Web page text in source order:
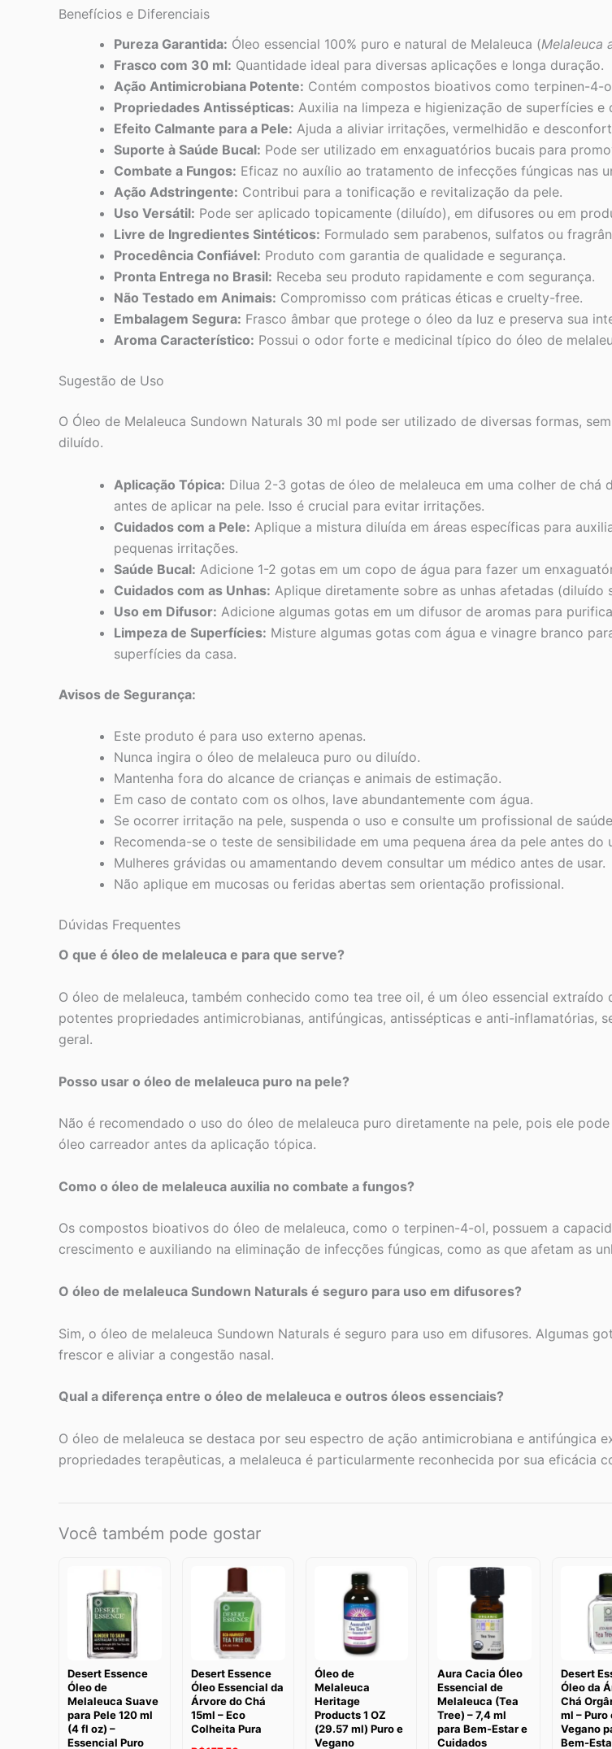
Benefícios e Diferenciais
Pureza Garantida: Óleo essencial 100% puro e natural de Melaleuca (Melaleuca
Frasco com 30 ml: Quantidade ideal para diversas aplicações e longa duração.
Ação Antimicrobiana Potente: Contém compostos bioativos como terpinen-4-
Propriedades Antissépticas: Auxilia na limpeza e higienização de superfícies e
Efeito Calmante para a Pele: Ajuda a aliviar irritações, vermelhidão e
Suporte à Saúde Bucal: Pode ser utilizado em enxaguatórios bucais para
Combate a Fungos: Eficaz no auxílio ao tratamento de infecções fúngicas nas
Ação Adstringente: Contribui para a tonificação e revitalização da pele.
Uso Versátil: Pode ser aplicado topicamente (diluído), em difusores ou em
Livre de Ingredientes Sintéticos: Formulado sem parabenos, sulfatos ou
Procedência Confiável: Produto com garantia de qualidade e segurança.
Pronta Entrega no Brasil: Receba seu produto rapidamente e com segurança.
Não Testado em Animais: Compromisso com práticas éticas e cruelty-free.
Embalagem Segura: Frasco âmbar que protege o óleo da luz e preserva sua
Aroma Característico: Possui o odor forte e medicinal típico do óleo de
Sugestão de Uso
O Óleo de Melaleuca Sundown Naturals 30 ml pode ser utilizado de diversas formas,
diluído.
Aplicação Tópica: Dilua 2-3 gotas de óleo de melaleuca em uma colher de
antes de aplicar na pele. Isso é crucial para evitar irritações.
Cuidados com a Pele: Aplique a mistura diluída em áreas específicas para
pequenas irritações.
Saúde Bucal: Adicione 1-2 gotas em um copo de água para fazer um
Cuidados com as Unhas: Aplique diretamente sobre as unhas afetadas
Uso em Difusor: Adicione algumas gotas em um difusor de aromas para
Limpeza de Superfícies: Misture algumas gotas com água e vinagre branco
superfícies da casa.
Avisos de Segurança:
Este produto é para uso externo apenas.
Nunca ingira o óleo de melaleuca puro ou diluído.
Mantenha fora do alcance de crianças e animais de estimação.
Em caso de contato com os olhos, lave abundantemente com água.
Se ocorrer irritação na pele, suspenda o uso e consulte um profissional de
Recomenda-se o teste de sensibilidade em uma pequena área da pele antes
Mulheres grávidas ou amamentando devem consultar um médico antes de usar.
Não aplique em mucosas ou feridas abertas sem orientação profissional.
Dúvidas Frequentes
O que é óleo de melaleuca e para que serve?
O óleo de melaleuca, também conhecido como tea tree oil, é um óleo essencial
potentes propriedades antimicrobianas, antifúngicas, antissépticas e anti-inflamatórias,
geral.
Posso usar o óleo de melaleuca puro na pele?
Não é recomendado o uso do óleo de melaleuca puro diretamente na pele, pois ele
óleo carreador antes da aplicação tópica.
Como o óleo de melaleuca auxilia no combate a fungos?
Os compostos bioativos do óleo de melaleuca, como o terpinen-4-ol, possuem a
crescimento e auxiliando na eliminação de infecções fúngicas, como as que afetam as
O óleo de melaleuca Sundown Naturals é seguro para uso em difusores?
Sim, o óleo de melaleuca Sundown Naturals é seguro para uso em difusores. Algumas
frescor e aliviar a congestão nasal.
Qual a diferença entre o óleo de melaleuca e outros óleos essenciais?
O óleo de melaleuca se destaca por seu espectro de ação antimicrobiana e antifúngica
propriedades terapêuticas, a melaleuca é particularmente reconhecida por sua eficácia
Você também pode gostar
Desert Essence
Óleo de
Melaleuca Suave
para Pele 120 ml
(4 fl oz) –
Essencial Puro
Desert Essence
Óleo Essencial da
Árvore do Chá
15ml – Eco
Colheita Pura
Óleo de
Melaleuca
Heritage
Products 1 OZ
(29.57 ml) Puro e
Vegano
Aura Cacia Óleo
Essencial de
Melaleuca (Tea
Tree) – 7,4 ml
para Bem-Estar e
Cuidados
Desert
Óleo da
Chá
ml – Puro
Vegano
Bem-